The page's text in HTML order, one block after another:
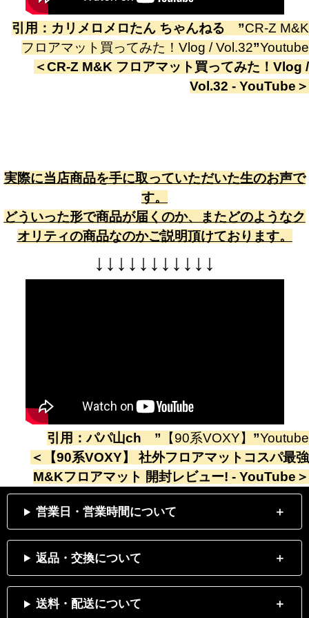
引用： カリメロメロたん ちゃんねる ”CR-Z M&K
フロアマット買ってみた！Vlog / Vol.32”Youtube
＜CR-Z M&K フロアマット買ってみた！Vlog /
Vol.32 - YouTube ＞
実際に当店商品を手に取っていただいた生のお声で
す。
どういった形で商品が届くのか、またどのようなク
オリティの商品なのかご説明頂けております。
↓ ↓ ↓ ↓ ↓ ↓ ↓ ↓ ↓ ↓ ↓
引用：パパ山ch ” 【90系VOXY】 ”Youtube
＜
【90系VOXY】 社外フロアマットコスパ最強
M&Kフロアマット 開封レビュー! - YouTube ＞
営業日・営業時間について
返品・交換について
送料・配送について